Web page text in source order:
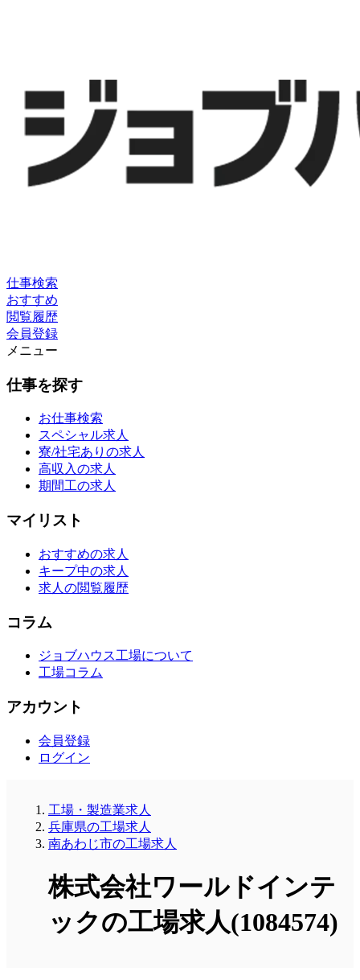
仕事検索
おすすめ
閲覧履歴
会員登録
メニュー
仕事を探す
お仕事検索
スペシャル求人
寮/社宅ありの求人
高収入の求人
期間工の求人
マイリスト
おすすめの求人
キープ中の求人
求人の閲覧履歴
コラム
ジョブハウス工場について
工場コラム
アカウント
会員登録
ログイン
工場・製造業求人
兵庫県の工場求人
南あわじ市の工場求人
株式会社ワールドインテ
ックの工場求人(1084574)